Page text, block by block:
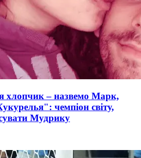
хлопчик – назвемо Марк,
чемпіон світу,
Мудрику